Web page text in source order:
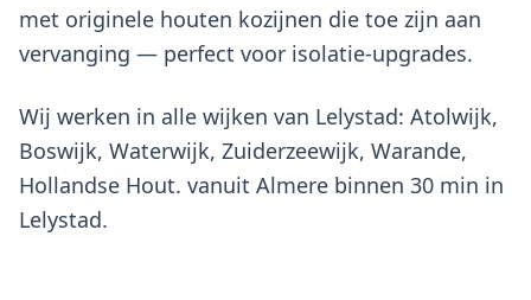
met originele houten kozijnen die toe zijn aan
vervanging — perfect voor isolatie-upgrades.
Wij werken in alle wijken van Lelystad: Atolwijk,
Boswijk, Waterwijk, Zuiderzeewijk, Warande,
Hollandse Hout. vanuit Almere binnen 30 min in
Lelystad.